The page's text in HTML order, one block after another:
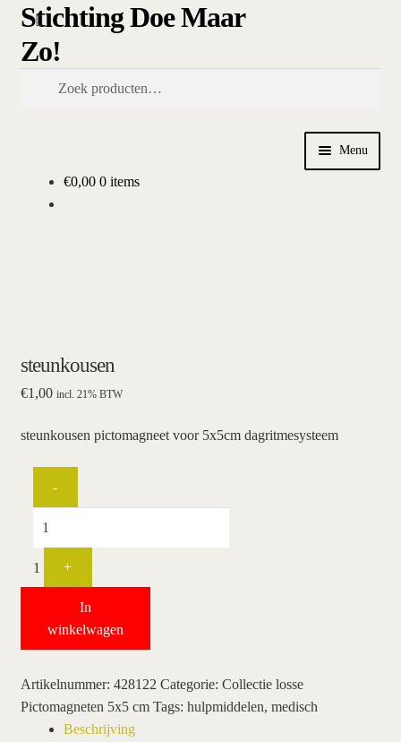
Ga
naar
Ga
de
Stichting Doe Maar
Zo!
Zoeken
Menu
bestellen
wie wij zijn / contact
€0,00 0 items
steunkousen
€1,00 incl. 21% BTW
steunkousen pictomagneet voor 5x5cm dagritmesysteem
-
1 +
In
winkelwagen
Artikelnummer: 428122 Categorie: Collectie losse
Pictomagneten 5x5 cm Tags: hulpmiddelen, medisch
Beschrijving